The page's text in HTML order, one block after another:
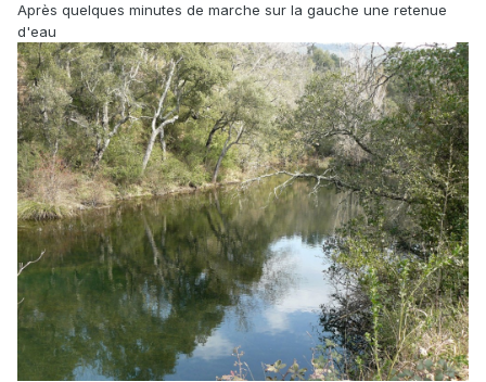
Après quelques minutes de marche sur la gauche une retenue
d'eau